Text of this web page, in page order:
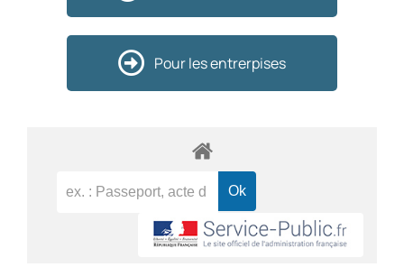
Pour les entrerpises